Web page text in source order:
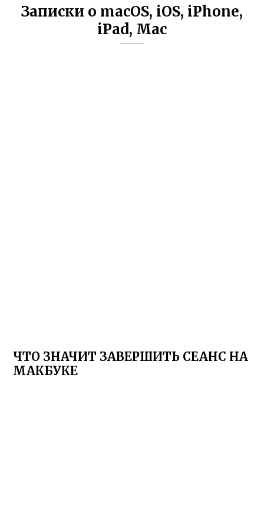
Записки о macOS, iOS, iPhone,
iPad, Mac
ЧТО ЗНАЧИТ ЗАВЕРШИТЬ СЕАНС НА
МАКБУКЕ